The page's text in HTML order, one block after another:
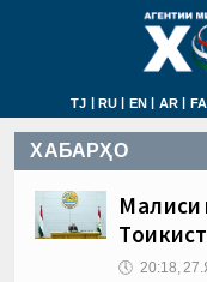
TJ | RU | EN | AR |
ХАБАРҲО
🕔 20:18,